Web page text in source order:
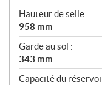
Hauteur de selle :
958 mm
Garde au sol :
343 mm
Capacité du